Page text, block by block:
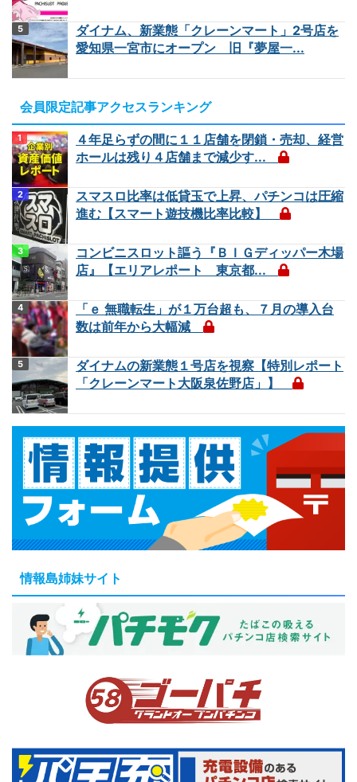
ダイナム、新業態「クレーンマート」2号店を
愛知県一宮市にオープン 旧『夢屋一...
会員限定記事アクセスランキング
４年足らずの間に１１店舗を閉鎖・売却、経営
ホールは残り４店舗まで減少す...
スマスロ比率は低貸玉で上昇、パチンコは圧縮
進む【スマート遊技機比率比較】
コンビニスロット謳う『ＢＩＧディッパー木場
店』【エリアレポート 東京都...
「ｅ 無職転生」が１万台超も、７月の導入台
数は前年から大幅減
ダイナムの新業態１号店を視察【特別レポート
「クレーンマート大阪泉佐野店」】
情報島姉妹サイト